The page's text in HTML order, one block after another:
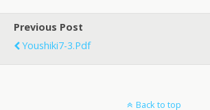
Previous Post
Youshiki7-3.pdf
Back to top